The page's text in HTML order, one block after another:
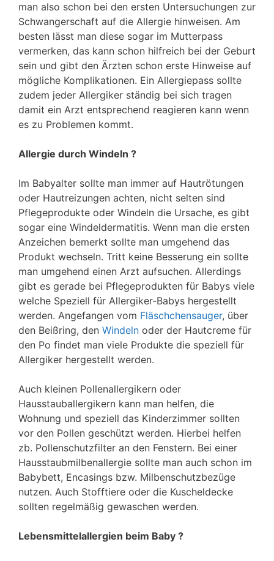
man also schon bei den ersten Untersuchungen zur
Schwangerschaft auf die Allergie hinweisen. Am
besten lässt man diese sogar im Mutterpass
vermerken, das kann schon hilfreich bei der Geburt
sein und gibt den Ärzten schon erste Hinweise auf
mögliche Komplikationen. Ein Allergiepass sollte
zudem jeder Allergiker ständig bei sich tragen
damit ein Arzt entsprechend reagieren kann wenn
es zu Problemen kommt.
Allergie durch Windeln ?
Im Babyalter sollte man immer auf Hautrötungen
oder Hautreizungen achten, nicht selten sind
Pflegeprodukte oder Windeln die Ursache, es gibt
sogar eine Windeldermatitis. Wenn man die ersten
Anzeichen bemerkt sollte man umgehend das
Produkt wechseln. Tritt keine Besserung ein sollte
man umgehend einen Arzt aufsuchen. Allerdings
gibt es gerade bei Pflegeprodukten für Babys viele
welche Speziell für Allergiker-Babys hergestellt
werden. Angefangen vom Fläschchensauger, über
den Beißring, den Windeln oder der Hautcreme für
den Po findet man viele Produkte die speziell für
Allergiker hergestellt werden.
Auch kleinen Pollenallergikern oder
Hausstauballergikern kann man helfen, die
Wohnung und speziell das Kinderzimmer sollten
vor den Pollen geschützt werden. Hierbei helfen
zb. Pollenschutzfilter an den Fenstern. Bei einer
Hausstaubmilbenallergie sollte man auch schon im
Babybett, Encasings bzw. Milbenschutzbezüge
nutzen. Auch Stofftiere oder die Kuscheldecke
sollten regelmäßig gewaschen werden.
Lebensmittelallergien beim Baby ?